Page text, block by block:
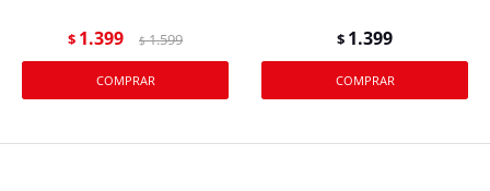
$ 1.399 $ 1.599 $ 1.399